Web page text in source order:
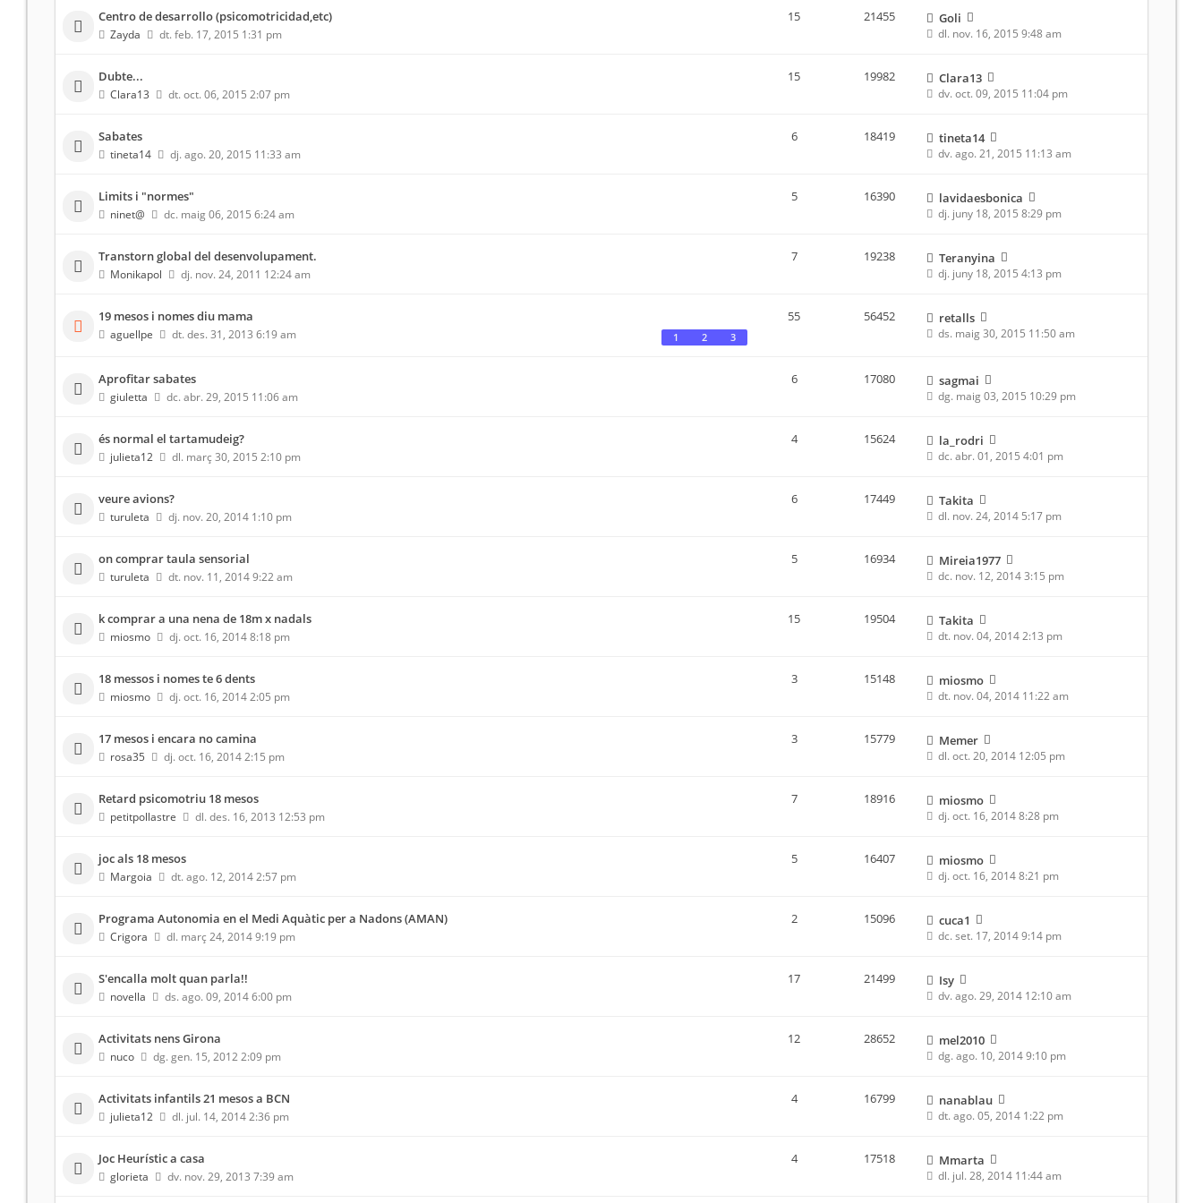
Centro de desarrollo (psicomotricidad,etc)
Zayda dt. feb. 17, 2015 1:31 pm
15 21455 Goli
dl. nov. 16, 2015 9:48 am
Dubte...
Clara13 dt. oct. 06, 2015 2:07 pm
15 19982 Clara13
dv. oct. 09, 2015 11:04 pm
Sabates
tineta14 dj. ago. 20, 2015 11:33 am
6 18419 tineta14
dv. ago. 21, 2015 11:13 am
Limits i "normes"
ninet@ dc. maig 06, 2015 6:24 am
5 16390 lavidaesbonica
dj. juny 18, 2015 8:29 pm
Transtorn global del desenvolupament.
Monikapol dj. nov. 24, 2011 12:24 am
7 19238 Teranyina
dj. juny 18, 2015 4:13 pm
19 mesos i nomes diu mama
1 2 3
aguellpe dt. des. 31, 2013 6:19 am
55 56452 retalls
ds. maig 30, 2015 11:50 am
Aprofitar sabates
giuletta dc. abr. 29, 2015 11:06 am
6 17080 sagmai
dg. maig 03, 2015 10:29 pm
és normal el tartamudeig?
julieta12 dl. març 30, 2015 2:10 pm
4 15624 la_rodri
dc. abr. 01, 2015 4:01 pm
veure avions?
turuleta dj. nov. 20, 2014 1:10 pm
6 17449 Takita
dl. nov. 24, 2014 5:17 pm
on comprar taula sensorial
turuleta dt. nov. 11, 2014 9:22 am
5 16934 Mireia1977
dc. nov. 12, 2014 3:15 pm
k comprar a una nena de 18m x nadals
miosmo dj. oct. 16, 2014 8:18 pm
15 19504 Takita
dt. nov. 04, 2014 2:13 pm
18 messos i nomes te 6 dents
miosmo dj. oct. 16, 2014 2:05 pm
3 15148 miosmo
dt. nov. 04, 2014 11:22 am
17 mesos i encara no camina
rosa35 dj. oct. 16, 2014 2:15 pm
3 15779 Memer
dl. oct. 20, 2014 12:05 pm
Retard psicomotriu 18 mesos
petitpollastre dl. des. 16, 2013 12:53 pm
7 18916 miosmo
dj. oct. 16, 2014 8:28 pm
joc als 18 mesos
Margoia dt. ago. 12, 2014 2:57 pm
5 16407 miosmo
dj. oct. 16, 2014 8:21 pm
Programa Autonomia en el Medi Aquàtic per a Nadons (AMAN)
Crigora dl. març 24, 2014 9:19 pm
2 15096 cuca1
dc. set. 17, 2014 9:14 pm
S'encalla molt quan parla!!
novella ds. ago. 09, 2014 6:00 pm
17 21499 Isy
dv. ago. 29, 2014 12:10 am
Activitats nens Girona
nuco dg. gen. 15, 2012 2:09 pm
12 28652 mel2010
dg. ago. 10, 2014 9:10 pm
Activitats infantils 21 mesos a BCN
julieta12 dl. jul. 14, 2014 2:36 pm
4 16799 nanablau
dt. ago. 05, 2014 1:22 pm
Joc Heurístic a casa
glorieta dv. nov. 29, 2013 7:39 am
4 17518 Mmarta
dl. jul. 28, 2014 11:44 am